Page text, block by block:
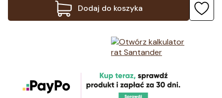
Dodaj do koszyka